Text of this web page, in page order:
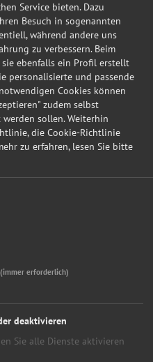
Service bieten. Dazu
Besuch in sogenannten
während andere uns
zu verbessern. Beim
ebenfalls ein Profil erstellt
personalisierte und passende
Cookies können
zudem selbst
werden sollen. Weiterhin
die Cookie-Richtlinie
zu erfahren, lesen Sie bitte
(immer erforderlich)
deaktivieren
Sie alle Dienste aktivieren